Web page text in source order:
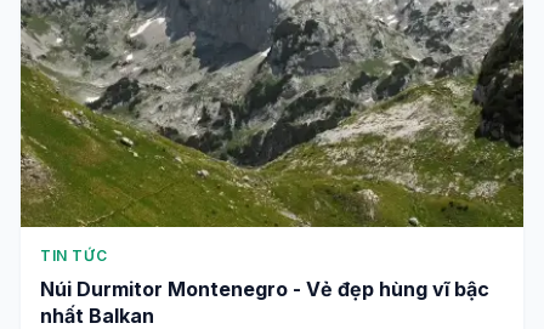
TIN TỨC
Núi Durmitor Montenegro - Vẻ đẹp hùng vĩ bậc
nhất Balkan